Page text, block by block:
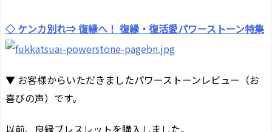
◇ ケンカ別れ⇒ 復縁へ！ 復縁・復活愛パワーストーン特集
▼ お客様からいただきましたパワーストーンレビュー（お
喜びの声）です。
以前、良縁ブレスレットを購入しました。